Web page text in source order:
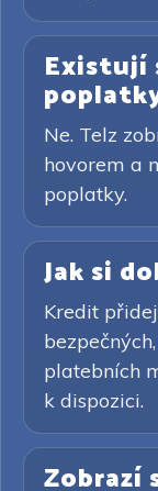
Existují
Ne. Telz
hovorem a
poplatky.
Jak si
Kredit
platebních
k dispozici.
Zobrazí